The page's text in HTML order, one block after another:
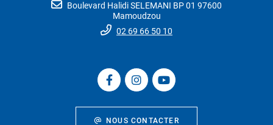
Boulevard Halidi SELEMANI BP 01 97600
Mamoudzou
02 69 66 50 10
NOUS CONTACTER